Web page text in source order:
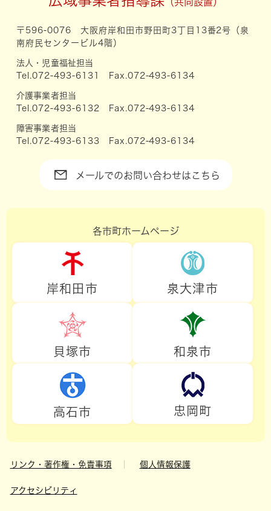
〒596-0076 大阪府岸和田市野田町3丁目13番2号（泉
南府民センタービル4階）
法人・児童福祉担当
Tel.072-493-6131 Fax.072-493-6134
介護事業者担当
Tel.072-493-6132 Fax.072-493-6134
障害事業者担当
Tel.072-493-6133 Fax.072-493-6134
メールでのお問い合わせはこちら
各市町ホームページ
岸和田市 泉大津市
貝塚市 和泉市
高石市 忠岡町
リンク・著作権・免責事項 個人情報保護
アクセシビリティ